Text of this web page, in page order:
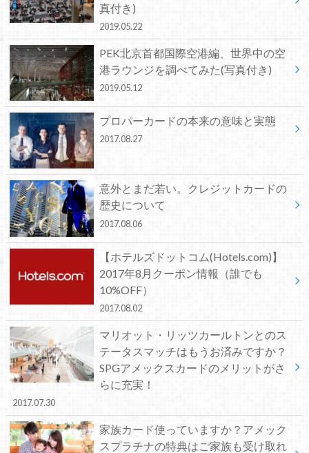
真付き)
2019.05.22
PEK北京首都国際空港編、世界中の空
港ラウンジを調べてみた(写真付き)
2019.05.12
プロパーカードの本来の意味と実態
2017.08.27
意外とまだ若い。クレジットカードの
歴史について
2017.08.06
【ホテルズドットコム(Hotels.com)】
2017年8月クーポン情報（誰でも
10%OFF）
2017.08.02
マリオット・リッツカールトンとのス
テータスマッチはもうお済みですか？
SPGアメックスカードのメリットがさ
らに充実！
2017.07.30
家族カード使っていますか？アメック
スプラチナの特典はご家族も受け取れ